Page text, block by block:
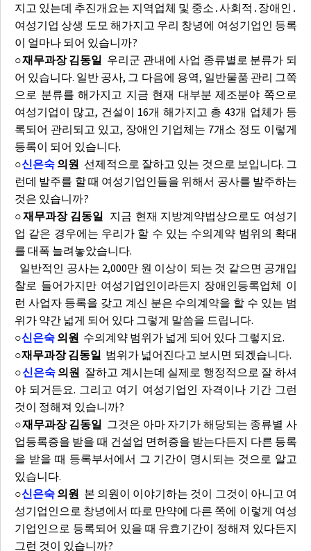
지고 있는데 추진개요는 지역업체 및 중소․사회적․장애인․
여성기업 상생 도모 해가지고 우리 창녕에 여성기업인 등록
이 얼마나 되어 있습니까?
○재무과장 김동일 우리군 관내에 사업 종류별로 분류가 되
어 있습니다. 일반 공사, 그 다음에 용역, 일반물품 관리 그쪽
으로 분류를 해가지고 지금 현재 대부분 제조분야 쪽으로
여성기업이 많고, 건설이 16개 해가지고 총 43개 업체가 등
록되어 관리되고 있고, 장애인 기업체는 7개소 정도 이렇게
등록이 되어 있습니다.
○신은숙 의원 선제적으로 잘하고 있는 것으로 보입니다. 그
런데 발주를 할 때 여성기업인들을 위해서 공사를 발주하는
것은 있습니까?
○재무과장 김동일 지금 현재 지방계약법상으로도 여성기
업 같은 경우에는 우리가 할 수 있는 수의계약 범위의 확대
를 대폭 늘려놓았습니다.
일반적인 공사는 2,000만 원 이상이 되는 것 같으면 공개입
찰로 들어가지만 여성기업인이라든지 장애인등록업체 이
런 사업자 등록을 갖고 계신 분은 수의계약을 할 수 있는 범
위가 약간 넓게 되어 있다 그렇게 말씀을 드립니다.
○신은숙 의원 수의계약 범위가 넓게 되어 있다 그렇지요.
○재무과장 김동일 범위가 넓어진다고 보시면 되겠습니다.
○신은숙의원 잘하고 계시는데 실제로 행정적으로 잘 하셔
야 되거든요. 그리고 여기 여성기업인 자격이나 기간 그런
것이 정해져 있습니까?
○재무과장 김동일 그것은 아마 자기가 해당되는 종류별 사
업등록증을 받을 때 건설업 면허증을 받는다든지 다른 등록
을 받을 때 등록부서에서 그 기간이 명시되는 것으로 알고
있습니다.
○신은숙 의원 본 의원이 이야기하는 것이 그것이 아니고 여
성기업인으로 창녕에서 따로 만약에 다른 쪽에 이렇게 여성
기업인으로 등록되어 있을 때 유효기간이 정해져 있다든지
그런 것이 있습니까?